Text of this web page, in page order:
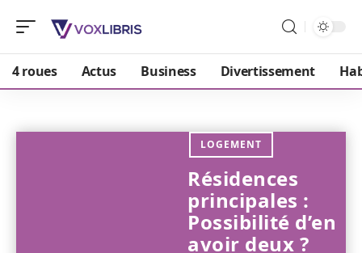
4 roues Actus Business Divertissement
LOGEMENT
Résidences
principales :
Possibilité d’en
avoir deux ?